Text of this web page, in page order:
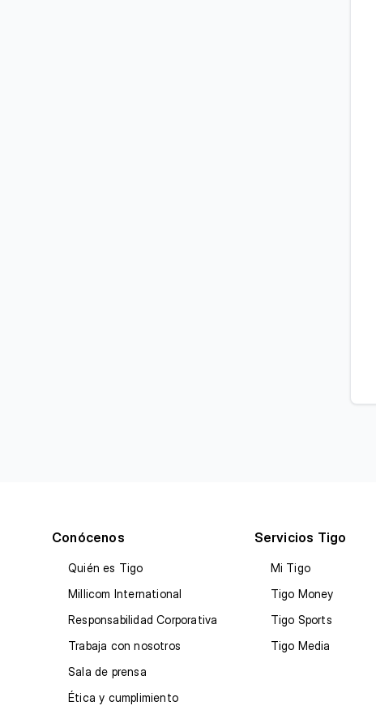
Conócenos
Quién es Tigo
Millicom International
Responsabilidad Corporativa
Trabaja con nosotros
Sala de prensa
Ética y cumplimiento
Servicios Tigo
Mi Tigo
Tigo Money
Tigo Sports
Tigo Media